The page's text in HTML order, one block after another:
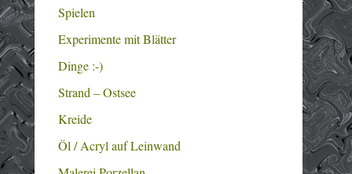
Spielen
Experimente mit Blätter
Dinge :-)
Strand – Ostsee
Kreide
Öl / Acryl auf Leinwand